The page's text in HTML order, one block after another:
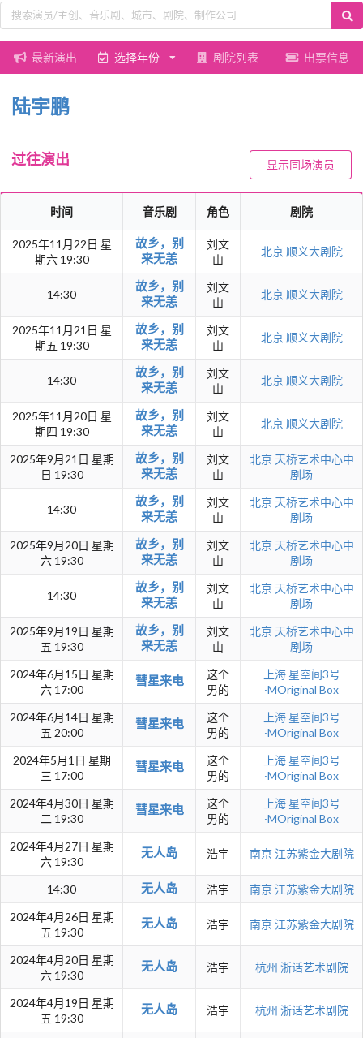
最新演出 选择年份 剧院列表 出票信息
陆宇鹏
过往演出 显示同场演员
时间 音乐剧 角色 剧院
2025年11月22日 星
期六 19:30
故乡，别
来无恙
刘文
山
北京 顺义大剧院
14:30
故乡，别
来无恙
刘文
山
北京 顺义大剧院
2025年11月21日 星
期五 19:30
故乡，别
来无恙
刘文
山
北京 顺义大剧院
14:30
故乡，别
来无恙
刘文
山
北京 顺义大剧院
2025年11月20日 星
期四 19:30
故乡，别
来无恙
刘文
山
北京 顺义大剧院
2025年9月21日 星期
日 19:30
故乡，别
来无恙
刘文
山
北京 天桥艺术中心中
剧场
14:30
故乡，别
来无恙
刘文
山
北京 天桥艺术中心中
剧场
2025年9月20日 星期
六 19:30
故乡，别
来无恙
刘文
山
北京 天桥艺术中心中
剧场
14:30
故乡，别
来无恙
刘文
山
北京 天桥艺术中心中
剧场
2025年9月19日 星期
五 19:30
故乡，别
来无恙
刘文
山
北京 天桥艺术中心中
剧场
2024年6月15日 星期
六 17:00
彗星来电
这个
男的
上海 星空间3号
·MOriginal Box
2024年6月14日 星期
五 20:00
彗星来电
这个
男的
上海 星空间3号
·MOriginal Box
2024年5月1日 星期
三 17:00
彗星来电
这个
男的
上海 星空间3号
·MOriginal Box
2024年4月30日 星期
二 19:30
彗星来电
这个
男的
上海 星空间3号
·MOriginal Box
2024年4月27日 星期
六 19:30
无人岛 浩宇 南京 江苏紫金大剧院
14:30 无人岛 浩宇 南京 江苏紫金大剧院
2024年4月26日 星期
五 19:30
无人岛 浩宇 南京 江苏紫金大剧院
2024年4月20日 星期
六 19:30
无人岛 浩宇 杭州 浙话艺术剧院
2024年4月19日 星期
五 19:30
无人岛 浩宇 杭州 浙话艺术剧院